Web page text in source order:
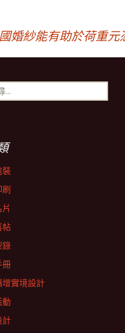
婚紗能有助於荷重
裝
刷
帖
錄
冊
增實境設計
動
計